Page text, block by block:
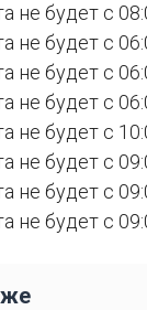
не будет с
не будет с
не будет с
не будет с
не будет с
не будет с
не будет с
не будет с